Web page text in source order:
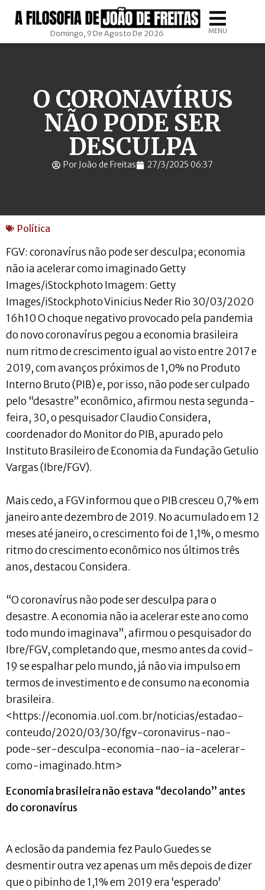
Domingo, 9 De Agosto De 2026 MENU
O CORONAVÍRUS
NÃO PODE SER
DESCULPA
Por João de Freitas 27/3/2025 06:37
Política
FGV: coronavírus não pode ser desculpa; economia
não ia acelerar como imaginado Getty
Images/iStockphoto Imagem: Getty
Images/iStockphoto Vinicius Neder Rio 30/03/2020
16h10 O choque negativo provocado pela pandemia
do novo coronavírus pegou a economia brasileira
num ritmo de crescimento igual ao visto entre 2017 e
2019, com avanços próximos de 1,0% no Produto
Interno Bruto (PIB) e, por isso, não pode ser culpado
pelo “desastre” econômico, afirmou nesta segunda-
feira, 30, o pesquisador Claudio Considera,
coordenador do Monitor do PIB, apurado pelo
Instituto Brasileiro de Economia da Fundação Getulio
Vargas (Ibre/FGV).
Mais cedo, a FGV informou que o PIB cresceu 0,7% em
janeiro ante dezembro de 2019. No acumulado em 12
meses até janeiro, o crescimento foi de 1,1%, o mesmo
ritmo do crescimento econômico nos últimos três
anos, destacou Considera.
“O coronavírus não pode ser desculpa para o
desastre. A economia não ia acelerar este ano como
todo mundo imaginava”, afirmou o pesquisador do
Ibre/FGV, completando que, mesmo antes da covid-
19 se espalhar pelo mundo, já não via impulso em
termos de investimento e de consumo na economia
brasileira.
<https://economia.uol.com.br/noticias/estadao-
conteudo/2020/03/30/fgv-coronavirus-nao-
pode-ser-desculpa-economia-nao-ia-acelerar-
como-imaginado.htm>
Economia brasileira não estava “decolando” antes
do coronavírus
A eclosão da pandemia fez Paulo Guedes se
desmentir outra vez apenas um mês depois de dizer
que o pibinho de 1,1% em 2019 era ‘esperado’